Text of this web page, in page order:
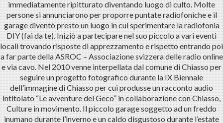
immediatamente ripitturato diventando luogo di culto. Molte
persone si annunciarono per proporre puntate radiofoniche e il
garage diventò presto un luogo in cui sperimentare la radiofonia
DIY (fai da te). Iniziò a partecipare nel suo piccolo a vari eventi
locali trovando risposte di apprezzamento e rispetto entrando poi
a far parte della ASROC – Associazione svizzera delle radio online
e via cavo. Nel 2010 venne interpellata dal comune di Chiasso per
seguire un progetto fotografico durante la IX Biennale
dell’immagine di Chiasso per cui produsse un racconto audio
intitolato “Le avventure del Geco” in collaborazione con Chiasso,
Culture in movimento. Il piccolo garage soggetto ad un freddo
inumano durante l’inverno e un caldo disgustoso durante l’estate